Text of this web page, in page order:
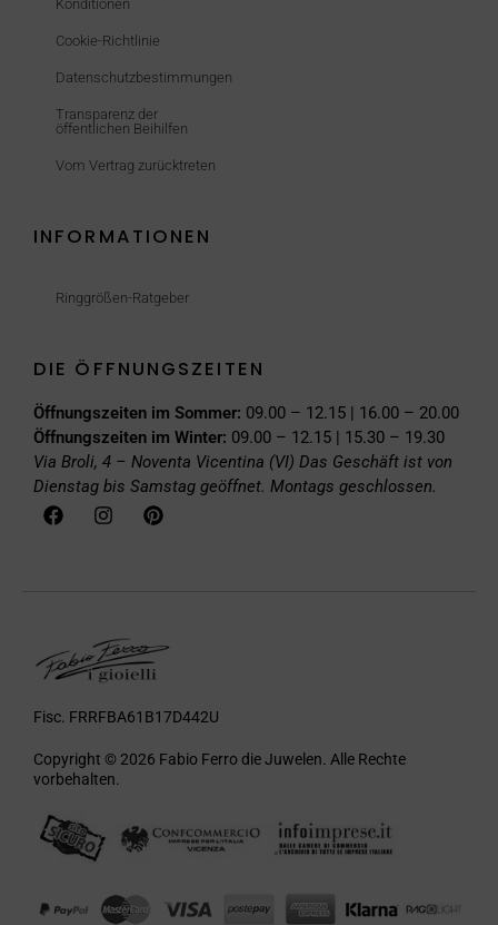
Konditionen
Cookie-Richtlinie
Datenschutzbestimmungen
Transparenz der
öffentlichen Beihilfen
Vom Vertrag zurücktreten
INFORMATIONEN
Ringgrößen-Ratgeber
DIE ÖFFNUNGSZEITEN
Öffnungszeiten im Sommer: 09.00 – 12.15 | 16.00 – 20.00
Öffnungszeiten im Winter: 09.00 – 12.15 | 15.30 – 19.30
Via Broli, 4 – Noventa Vicentina (VI) Das Geschäft ist von
Dienstag bis Samstag geöffnet. Montags geschlossen.
Fisc. FRRFBA61B17D442U
Copyright © 2026 Fabio Ferro die Juwelen. Alle Rechte
vorbehalten.